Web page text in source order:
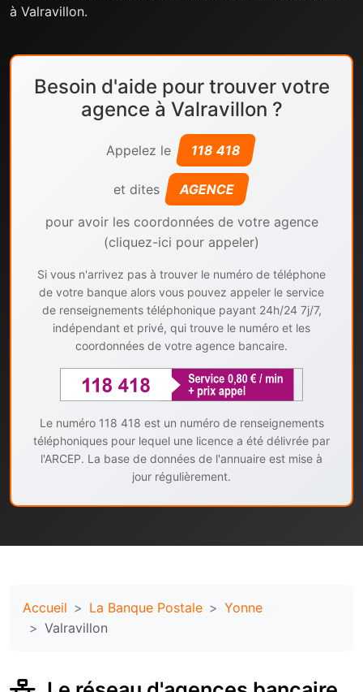
à Valravillon.
Besoin d'aide pour trouver votre
agence à Valravillon ?
Appelez le 118 418
et dites AGENCE
pour avoir les coordonnées de votre agence
(cliquez-ici pour appeler)
Si vous n'arrivez pas à trouver le numéro de téléphone
de votre banque alors vous pouvez appeler le service
de renseignements téléphonique payant 24h/24 7j/7,
indépendant et privé, qui trouve le numéro et les
coordonnées de votre agence bancaire.
Le numéro 118 418 est un numéro de renseignements
téléphoniques pour lequel une licence a été délivrée par
l'ARCEP. La base de données de l'annuaire est mise à
jour régulièrement.
Accueil La Banque Postale
Yonne
Valravillon